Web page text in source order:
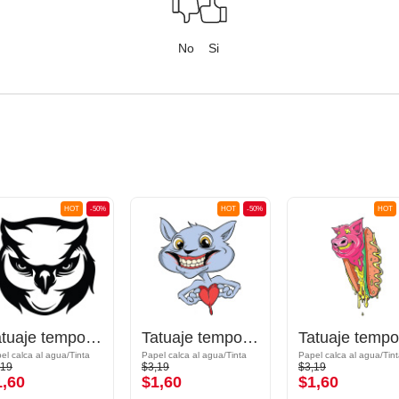
No Si
-50%
HOT
Tatuaje temporal
calca al agua/Tinta
-50%
HOT
Tatuaje temporal
Papel calca al agua/Tinta
$3,19
$1,60
HOT
Papel calca al agua/
$3,19
$1,60